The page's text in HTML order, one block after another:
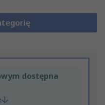
dostępna